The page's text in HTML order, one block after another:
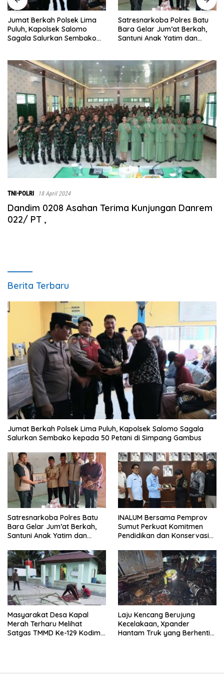
Satresnarkoba Polres Batu
Bara Gelar Jum’at Berkah,
Santuni Anak Yatim dan
INALUM Bersama
Sumut Perkuat
Pendidikan dan
TNI-POLRI 18 April 2024
Dandim 0208 Asahan Terima Kunjungan Danrem
022/ PT ,
Berita Terbaru
Jumat Berkah Polsek Lima Puluh, Kapolsek Salomo Sagala
Salurkan Sembako kepada 50 Petani di Simpang Gambus
Satresnarkoba Polres Batu
Bara Gelar Jum’at Berkah,
Santuni Anak Yatim dan
INALUM Bersama Pemprov
Sumut Perkuat Komitmen
Pendidikan dan Konservasi
Masyarakat Desa Kapal
Merah Terharu Melihat
Satgas TMMD Ke-129 Kodim
Laju Kencang Berujung
Kecelakaan, Xpander
Hantam Truk yang Berhenti